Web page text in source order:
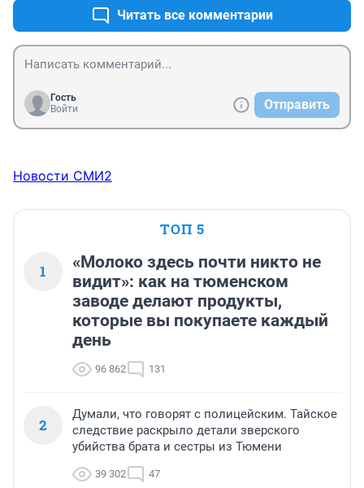
Читать все комментарии
Гость
Войти
Отправить
Новости СМИ2
ТОП 5
1
«Молоко здесь почти никто не
видит»: как на тюменском
заводе делают продукты,
которые вы покупаете каждый
день
96 862 131
2
Думали, что говорят с полицейским. Тайское
следствие раскрыло детали зверского
убийства брата и сестры из Тюмени
39 302 47